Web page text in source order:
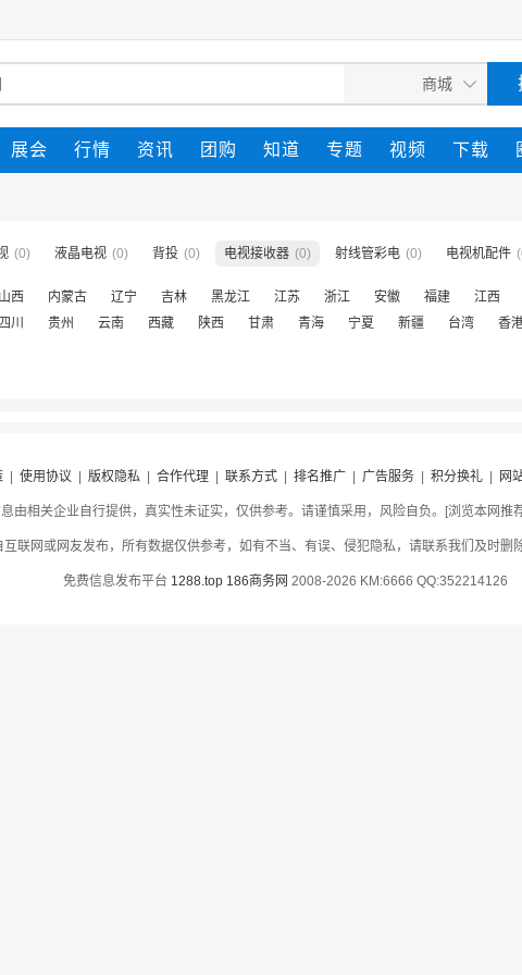
展会 行情 资讯 团购 知道 专题 视频 下载
(0) 液晶电视 (0) 背投 (0) 电视接收器 (0) 射线管彩电 (0) 电视机配件
山西 内蒙古 辽宁 吉林 黑龙江 江苏 浙江 安徽 福建 江西
四川 贵州 云南 西藏 陕西 甘肃 青海 宁夏 新疆 台湾 香
| 使用协议 版权隐私| 合作代理| 联系方式| 排名推广| 广告服务| 积分换礼| 网
由相关企业自行提供，真实性未证实，仅供参考。请谨慎采用，风险自负。[浏览本网推
联网或网友发布，所有数据仅供参考，如有不当、有误、侵犯隐私，请联系我们及时删
免费信息发布平台 1288.top 186商务网 2008-2026 KM:6666 QQ:352214126